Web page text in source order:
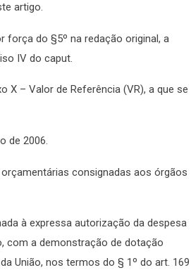
artigo.
força do §5º na redação original, a
IV do caput.
X – Valor de Referência (VR), a que se
de 2006.
consignadas aos órgãos
à expressa autorização da despesa
com a demonstração de dotação
União, nos termos do § 1º do art. 169